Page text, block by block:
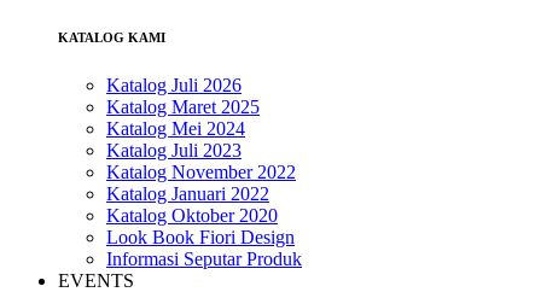
KATALOG KAMI
Katalog Juli 2026
Katalog Maret 2025
Katalog Mei 2024
Katalog Juli 2023
Katalog November 2022
Katalog Januari 2022
Katalog Oktober 2020
Look Book Fiori Design
Informasi Seputar Produk
EVENTS